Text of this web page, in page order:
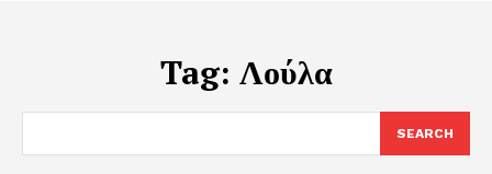
Tag: Λούλα
SEARCH